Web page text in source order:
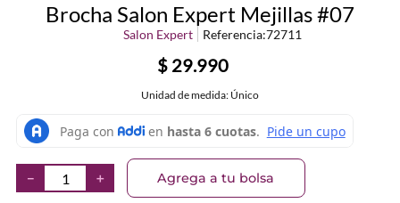
Brocha Salon Expert Mejillas #07
Salon Expert Referencia:72711
$ 29.990
Unidad de medida: Único
＋
－ Agrega a tu bolsa